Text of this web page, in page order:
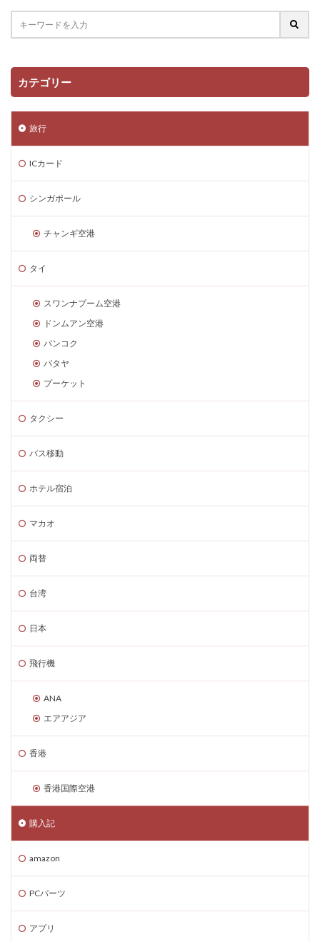
カテゴリー
旅行
ICカード
シンガポール
チャンギ空港
タイ
スワンナプーム空港
ドンムアン空港
バンコク
パタヤ
プーケット
タクシー
バス移動
ホテル宿泊
マカオ
両替
台湾
日本
飛行機
ANA
エアアジア
香港
香港国際空港
購入記
amazon
PCパーツ
アプリ